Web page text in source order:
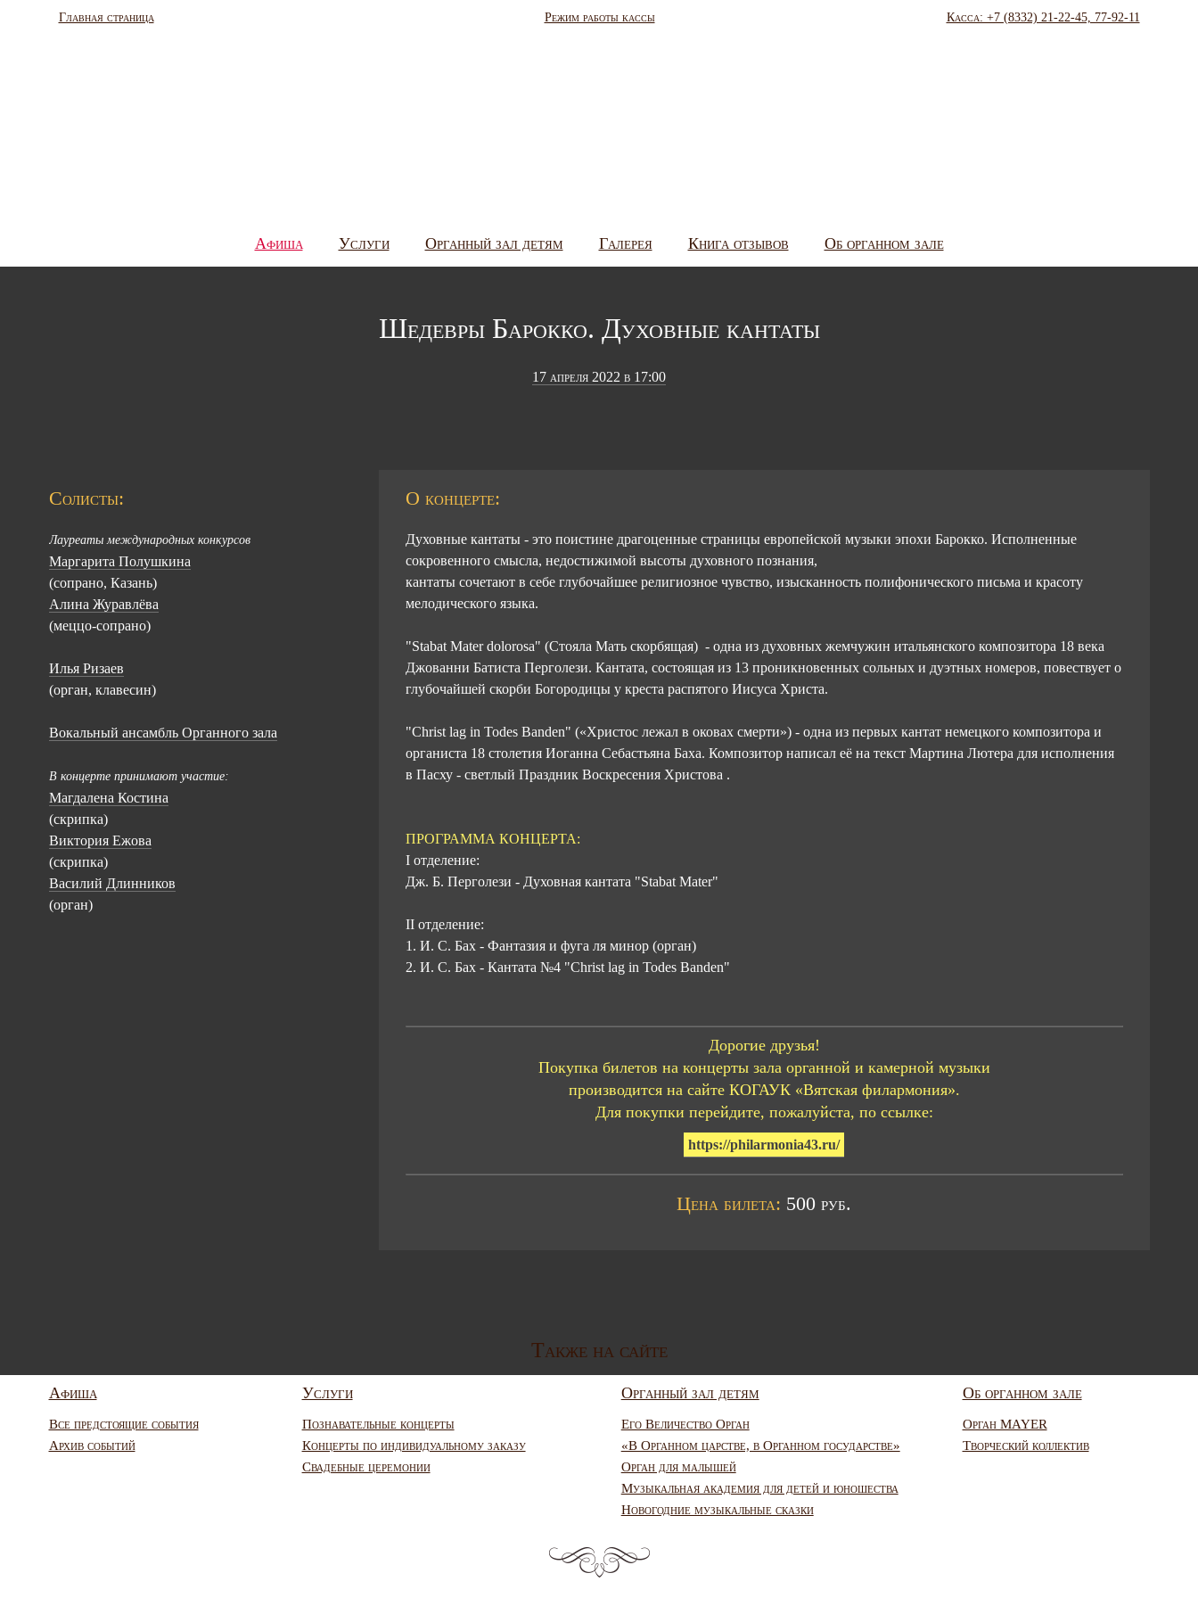
Главная страница Режим работы кассы Касса: +7 (8332) 21-22-45, 77-92-11
Афиша Услуги Органный зал детям Галерея Книга отзывов Об органном зале
Шедевры Барокко. Духовные кантаты
17 апреля 2022 в 17:00
Солисты:
Лауреаты международных конкурсов
Маргарита Полушкина
(сопрано, Казань)
Алина Журавлёва
(меццо-сопрано)
Илья Ризаев
(орган, клавесин)
Вокальный ансамбль Органного зала
В концерте принимают участие:
Магдалена Костина
(скрипка)
Виктория Ежова
(скрипка)
Василий Длинников
(орган)
О концерте:
Духовные кантаты - это поистине драгоценные страницы европейской музыки эпохи Барокко. Исполненные
сокровенного смысла, недостижимой высоты духовного познания,
кантаты сочетают в себе глубочайшее религиозное чувство, изысканность полифонического письма и красоту
мелодического языка.
"Stabat Mater dolorosa" (Стояла Мать скорбящая) - одна из духовных жемчужин итальянского композитора 18 века
Джованни Батиста Перголези. Кантата, состоящая из 13 проникновенных сольных и дуэтных номеров, повествует о
глубочайшей скорби Богородицы у креста распятого Иисуса Христа.
"Christ lag in Todes Banden" («Христос лежал в оковах смерти») - одна из первых кантат немецкого композитора и
органиста 18 столетия Иоганна Себастьяна Баха. Композитор написал её на текст Мартина Лютера для исполнения
в Пасху - светлый Праздник Воскресения Христова .
ПРОГРАММА КОНЦЕРТА:
I отделение:
Дж. Б. Перголези - Духовная кантата "Stabat Mater"
II отделение:
1. И. С. Бах - Фантазия и фуга ля минор (орган)
2. И. С. Бах - Кантата №4 "Christ lag in Todes Banden"
Дорогие друзья!
Покупка билетов на концерты зала органной и камерной музыки
производится на сайте КОГАУК «Вятская филармония».
Для покупки перейдите, пожалуйста, по ссылке:
https://philarmonia43.ru/
Цена билета: 500 руб.
Также на сайте
Афиша
Все предстоящие события
Архив событий
Услуги
Познавательные концерты
Концерты по индивидуальному заказу
Свадебные церемонии
Органный зал детям
Его Величество Орган
«В Органном царстве, в Органном государстве»
Орган для малышей
Музыкальная академия для детей и юношества
Новогодние музыкальные сказки
Об органном зале
Орган MAYER
Творческий коллектив